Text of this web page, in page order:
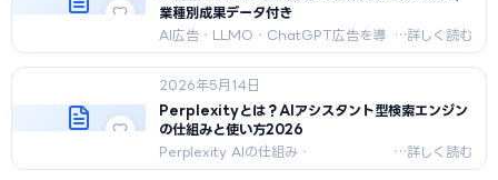
全解説。
業種別成果データ付き
AI広告・LLMO・ChatGPT広告を導
入した50社の実績事例を業種別に整
理。CAC・CVR・LTV・ROAS・年商
規模の改善データテーブル付きで2026
年5月最新版として解説。
2026年5月14日
Perplexityとは？AIアシスタント型検索エンジン
の仕組みと使い方2026
Perplexity AIの仕組み・
ChatGPT/Google/Geminiとの比